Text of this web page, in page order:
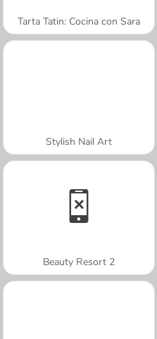
Tarta Tatin: Cocina con Sara
Stylish Nail Art
Beauty Resort 2